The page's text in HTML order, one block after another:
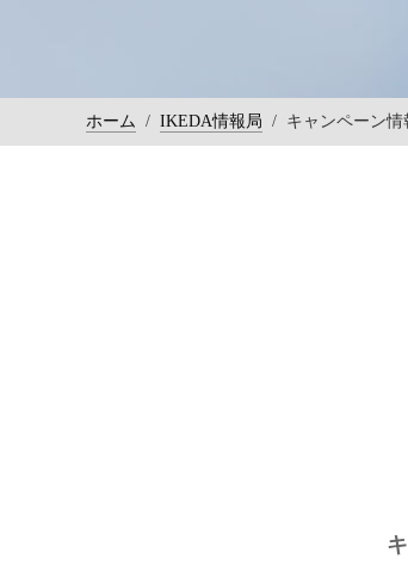
ホーム / IKEDA情報局 / キャンペーン情